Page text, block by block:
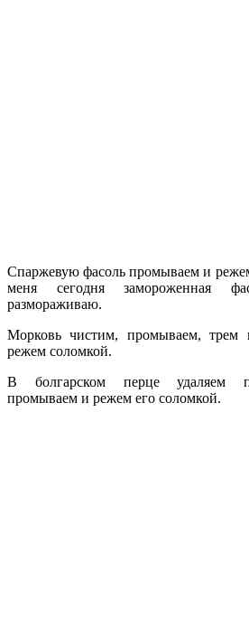
Спаржевую фасоль промываем и
меня сегодня замороженная
размораживаю.
Морковь чистим, промываем, трем
режем соломкой.
В болгарском перце удаляем
промываем и режем его соломкой.